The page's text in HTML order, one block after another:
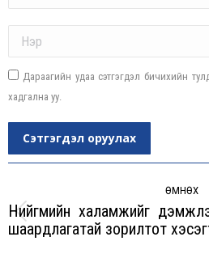
Дараагийн удаа сэтгэгдэл бичихийн
хадгална уу.
Сэтгэгдэл оруулах
ӨМНӨХ
Нийгмийн халамжийг
шаардлагатай зорилтот хэсэгт